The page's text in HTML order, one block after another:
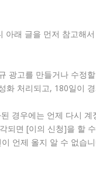
아래 글을 먼저 참고해
광고를 만들거나 수정
처리되고, 180일이
경우에는 언제 다시
되면 [이의 신청]을 할
언제 올지 알 수 없습